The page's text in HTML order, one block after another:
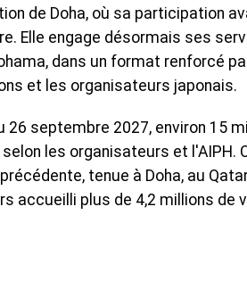
de Doha, où sa participation
Elle engage désormais ses
dans un format renforcé
et les organisateurs japonais.
26 septembre 2027, environ 15
les organisateurs et l'AIPH.
tenue à Doha, au
accueilli plus de 4,2 millions de